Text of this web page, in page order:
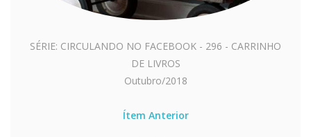
SÉRIE: CIRCULANDO NO FACEBOOK - 296 - CARRINHO
DE LIVROS
Outubro/2018
Ítem Anterior